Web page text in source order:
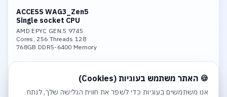
ACCESS WAG3_Zen5
Single socket CPU
AMD EPYC GEN.5 9745
128 Cores, 256 Threads
768GB DDR5-6400 Memory
4TB SSD NVME PCIe 5.0
₪230,507
חלונית עוגיות נפתחה אוטומטית. לסגירה יש ללחוץ על כפתור
🍪 האתר משתמש בעוגיות (Cookies)
אנו משתמשים בעוגיות כדי לשפר את חווית הגלישה שלך, לנתח